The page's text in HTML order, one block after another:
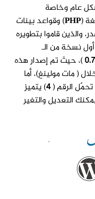
عام وخاصة
(
PHP
) وقواعد بينات
والذين قاموا بتطويره
نسخة من الـ
)، حيث تم إصدار هذه
2003/5/27 من خلال ( مات مولينغ)، أما
الرقم (4 ) يتميز
التعديل والتغير
.